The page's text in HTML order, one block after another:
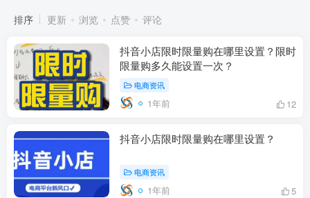
排序 更新 浏览 点赞 评论
抖音小店限时限量购在哪里设置？限时
限量购多久能设置一次？
电商资讯
1年前 12
抖音小店限时限量购在哪里设置？
电商资讯
1年前 5